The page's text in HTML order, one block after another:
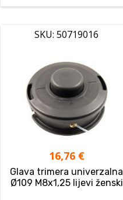
SKU: 50719016
16,76 €
Glava trimera univerzalna
Ø109 M8x1,25 lijevi ženski